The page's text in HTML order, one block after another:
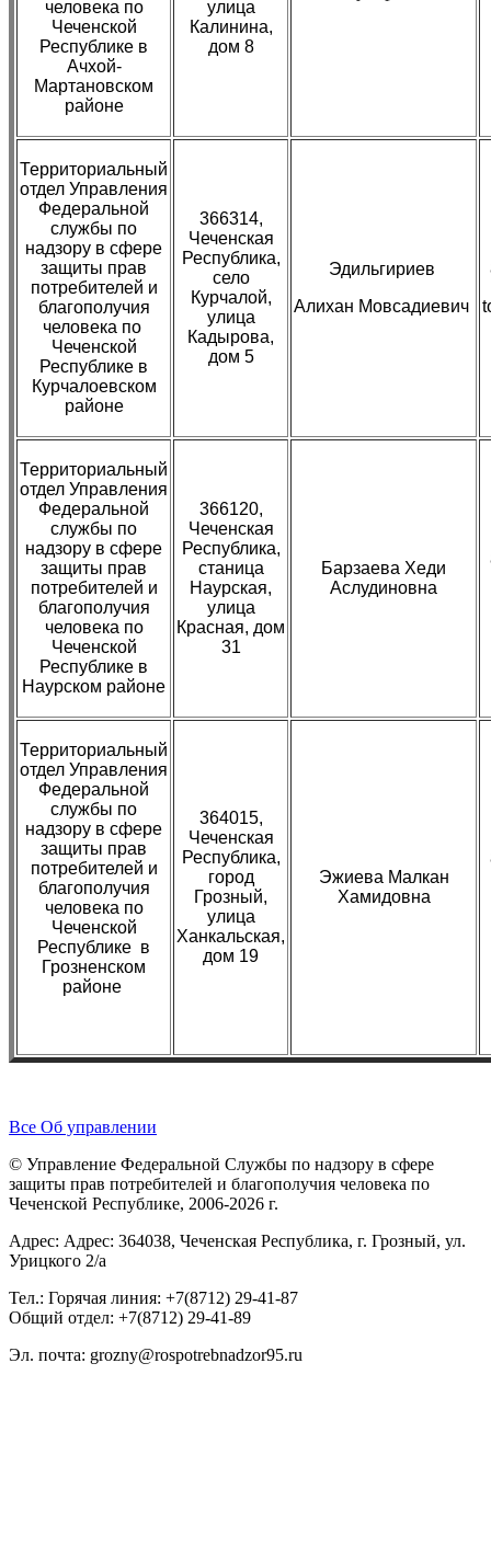
человека по
Чеченской
Республике в
Ачхой-
Мартановском
районе
улица
Калинина,
дом 8
Территориальный
отдел Управления
Федеральной
службы по
надзору в сфере
защиты прав
потребителей и
благополучия
человека по
Чеченской
Республике в
Курчалоевском
районе
366314,
Чеченская
Республика,
село
Курчалой,
улица
Кадырова,
дом 5
Эдильгириев
Алихан Мовсадиевич
Территориальный
отдел Управления
Федеральной
службы по
надзору в сфере
защиты прав
потребителей и
благополучия
человека по
Чеченской
Республике в
Наурском районе
366120,
Чеченская
Республика,
станица
Наурская,
улица
Красная, дом
31
Барзаева Хеди
Аслудиновна
Территориальный
отдел Управления
Федеральной
службы по
надзору в сфере
защиты прав
потребителей и
благополучия
человека по
Чеченской
Республике в
Грозненском
районе
364015,
Чеченская
Республика,
город
Грозный,
улица
Ханкальская,
дом 19
Эжиева Малкан
Хамидовна
Все Об управлении
© Управление Федеральной Службы по надзору в сфере
защиты прав потребителей и благополучия человека по
Чеченской Республике, 2006-2026 г.
Адрес: Адрес: 364038, Чеченская Республика, г. Грозный, ул.
Урицкого 2/а
Тел.: Горячая линия: +7(8712) 29-41-87
Общий отдел: +7(8712) 29-41-89
Эл. почта: grozny@rospotrebnadzor95.ru